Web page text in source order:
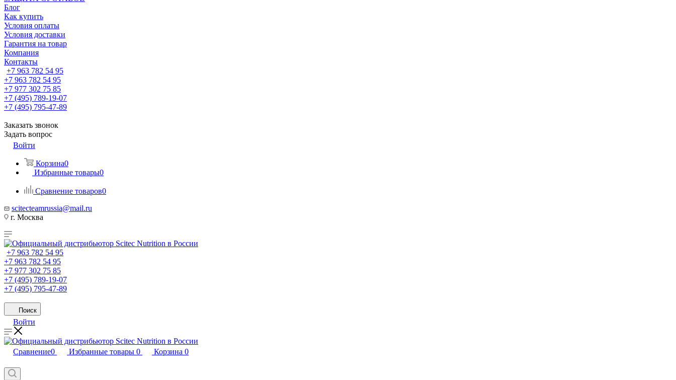
Блог
Как купить
Условия оплаты
Условия доставки
Гарантия на товар
Компания
Контакты
+7 963 782 54 95
+7 963 782 54 95
+7 977 302 75 85
+7 (495) 789-19-07
+7 (495) 795-47-89
Заказать звонок
Задать вопрос
Войти
Корзина0
Избранные товары0
Сравнение товаров0
scitecteamrussia@mail.ru
г. Москва
+7 963 782 54 95
+7 963 782 54 95
+7 977 302 75 85
+7 (495) 789-19-07
+7 (495) 795-47-89
Поиск
Войти
Сравнение0 Избранные товары 0 Корзина 0